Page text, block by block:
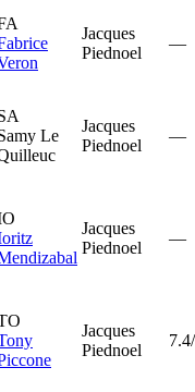
Jacques
Piednoel
—
Le
Jacques
Piednoel
—
Jacques
Piednoel
—
Jacques
Piednoel